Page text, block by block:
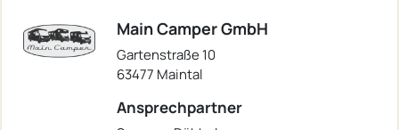
Main Camper GmbH
Gartenstraße 10
63477 Maintal
Ansprechpartner